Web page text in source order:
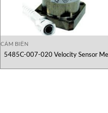
CẢM BIẾN
5485C-007-020 Velocity Sensor